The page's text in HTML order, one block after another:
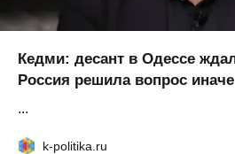
Кедми: десант в Одессе
Россия решила вопрос иначе
...
k-politika.ru